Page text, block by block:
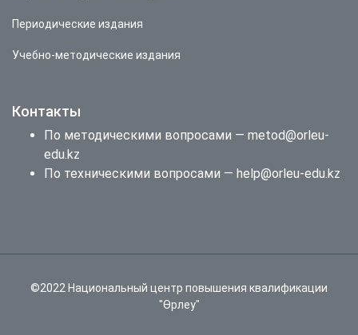
Периодические издания
Учебно-методические издания
Контакты
По методическими вопросами — metod@orleu-
edu.kz
По техническими вопросами — help@orleu-edu.kz
©2022 Национальный центр повышения квалификации
"Өрлеу"